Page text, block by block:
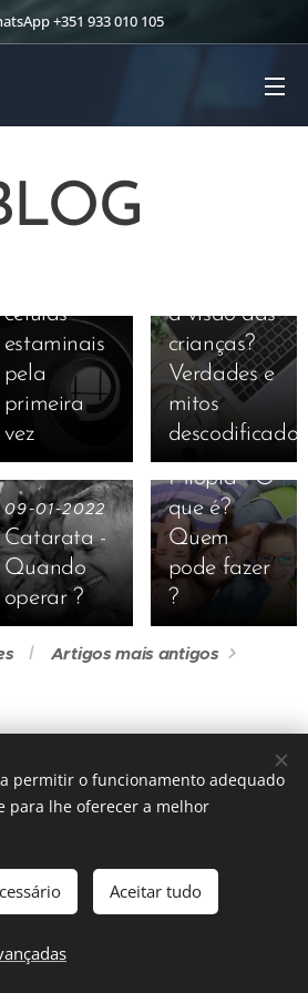
+351 933 010 105
revertem
cegueira
células
estaminais
pela
primeira
vez
a visão das
crianças?
Verdades e
mitos
descodificados
09-01-2022
Catarata -
Quando
operar ?
18-07-2021
Laser para
correcção
Miopia - O
que é?
Quem
pode fazer
?
Artigos mais antigos
RESERVADOS 2026|DR.RICARDO
PORTUGAL ©
R. Fernão de Magalhães 2 - 4404-
(+351) 933 010 105
Cookies
permitir o funcionamento adequado
para lhe oferecer a melhor
Aceitar tudo